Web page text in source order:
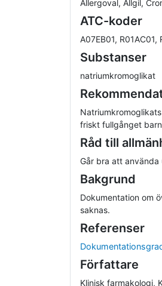
Allergoval, Allgil,
ATC-koder
A07EB01, R01AC01,
Substanser
natriumkromoglikat
friskt fullgånget
Råd till
Går bra att använda
Bakgrund
Dokumentation om
saknas.
Referenser
Författare
Klinisk farmakologi,